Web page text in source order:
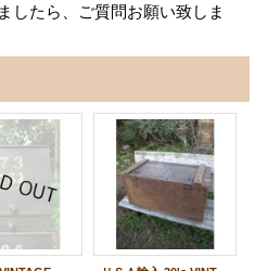
したら、ご質問お願い致しま